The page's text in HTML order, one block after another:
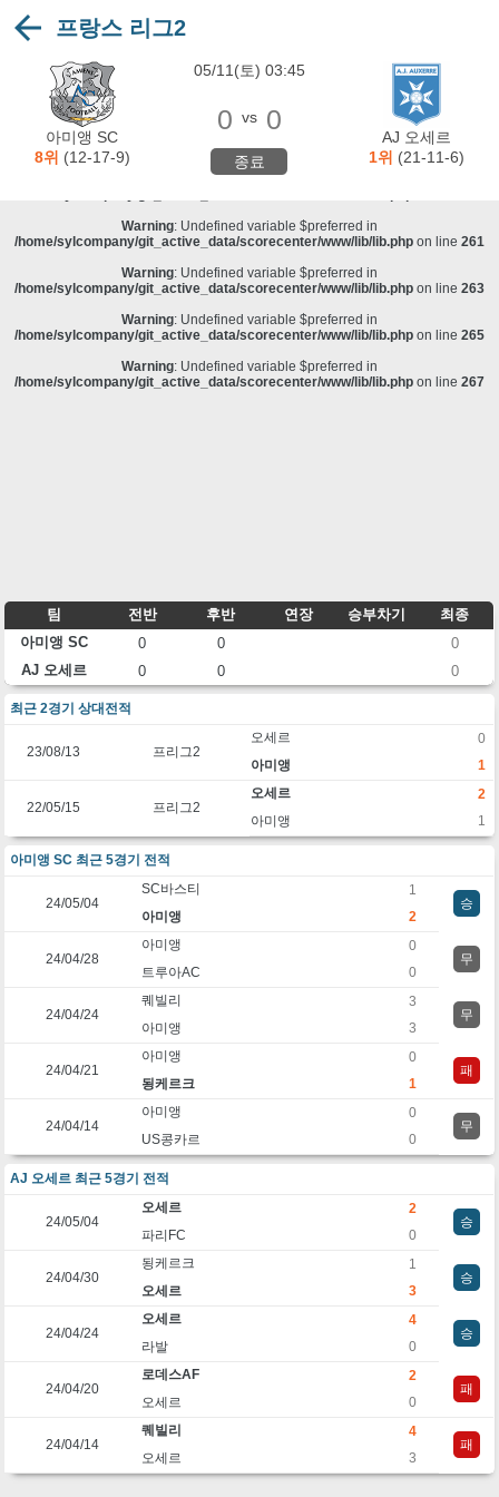
Warning : Undefined variable $preferred in
/home/sylcompany/git_active_data/scorecenter/www/lib/lib.php
Deprecated: stristr(): Passing null to parameter #1 ($haystack) of type string is
deprecated in/home/sylcompany/git_active_data/scorecenter/www/lib/lib.php
: Undefined variable $preferred in
/home/sylcompany/git_active_data/scorecenter/www/lib/lib.phpon line
: Undefined variable $preferred in
Warning: Undefined variable $preferred in
/home/sylcompany/git_active_data/scorecenter/www/lib/lib.php on line 261
Warning: Undefined variable $preferred in
/home/sylcompany/git_active_data/scorecenter/www/lib/lib.php on line 263
Warning: Undefined variable $preferred in
/home/sylcompany/git_active_data/scorecenter/www/lib/lib.php on line 265
Warning: Undefined variable $preferred in
/home/sylcompany/git_active_data/scorecenter/www/lib/lib.php on line 267
프랑스 리그2
아미앵 SC
8위 (12-17-9)
05/11(토) 03:45
0 vs 0
종료
AJ 오세르
1위 (21-11-6)
팀 전반 후반 연장 승부차기
최종
아미앵 SC
0 0
0
AJ 오세르
0 0 0
최근 2경기 상대전적
23/08/13 프리그2
오세르
0
아미앵
1
22/05/15 프리그2
오세르
2
아미앵
1
아미앵 SC 최근 5경기 전적
24/05/04
SC바스티
1
승
아미앵
2
24/04/28
아미앵
0
무
트루아AC
0
24/04/24
퀘빌리
3
무
아미앵
3
24/04/21
아미앵
0
패
됭케르크
1
24/04/14
아미앵
0
무
US콩카르
0
AJ 오세르 최근 5경기 전적
24/05/04
오세르
2
승
파리FC
0
24/04/30
됭케르크
1
승
오세르
3
24/04/24
오세르
4
승
라발
0
24/04/20
로데스AF
2
패
오세르
0
24/04/14
퀘빌리
4
패
오세르
3